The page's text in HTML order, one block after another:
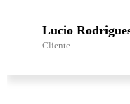
Lucio
Cliente